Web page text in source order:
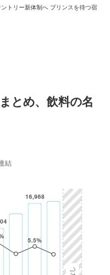
トリー新体制へ プリンスを待つ宿
とめ、飲料の名
結